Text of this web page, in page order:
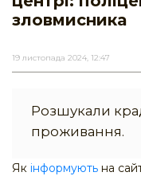
зловмисника
19 листопада 2024, 12:47
Розшукали
проживання.
Як інформують на